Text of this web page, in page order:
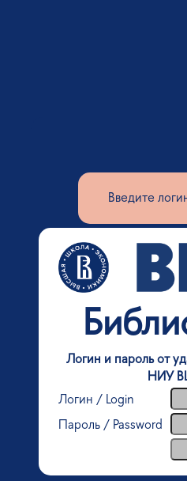
Введите
Логин и пароль от
НИУ
Логин / Login
Пароль / Password